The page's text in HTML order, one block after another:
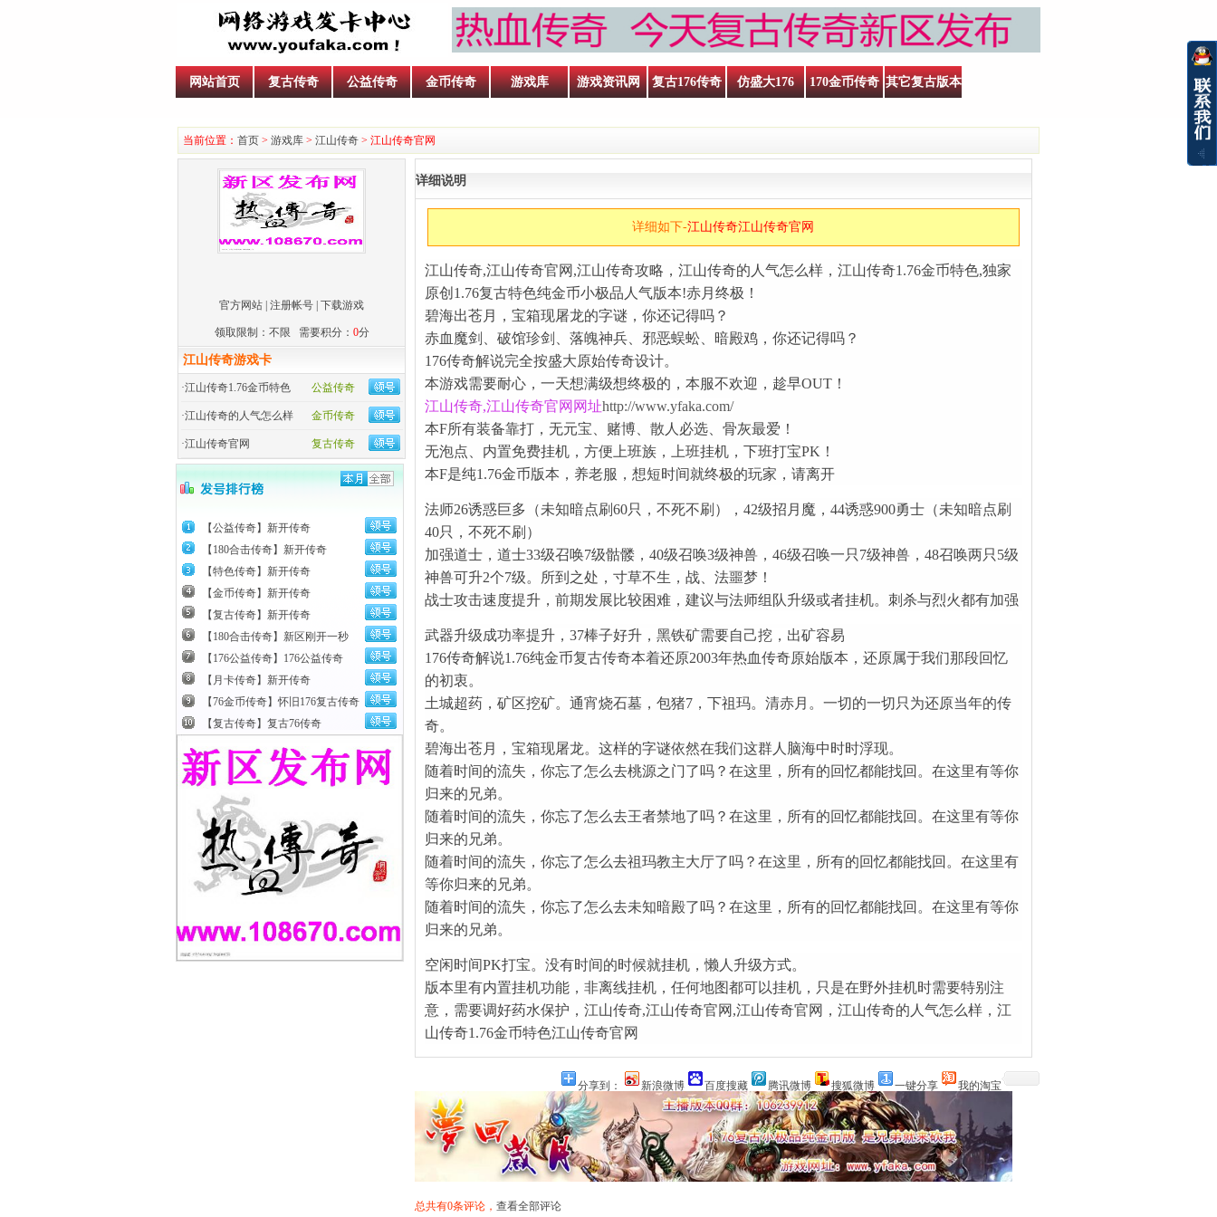
网站首页 复古传奇 公益传奇 金币传奇 游戏库 游戏资讯网 复古176传奇 仿盛大176 170金币传奇 其它复古版本
当前位置： 首页 > 游戏库 > 江山传奇 > 江山传奇官网
官方网站 注册帐号 下载游戏
领取限制：不限 需要积分： 0分
江山传奇游戏卡
公益传奇
·江山传奇1.76金币特色
金币传奇
·江山传奇的人气怎么样
复古传奇
·江山传奇官网
【公益传奇】新开传奇
【180合击传奇】新开传奇
【特色传奇】新开传奇
【金币传奇】新开传奇
【复古传奇】新开传奇
【180合击传奇】新区刚开一秒
【176公益传奇】176公益传奇
【月卡传奇】新开传奇
【76金币传奇】怀旧176复古传奇
【复古传奇】复古76传奇
详细说明
详细如下-江山传奇江山传奇官网
江山传奇,江山传奇官网,江山传奇攻略，江山传奇的人气怎么样，江山传奇1.76金币特色,独家
原创1.76复古特色纯金币小极品人气版本!赤月终极！
碧海出苍月，宝箱现屠龙的字谜，你还记得吗？
赤血魔剑、破馆珍剑、落魄神兵、邪恶蜈蚣、暗殿鸡，你还记得吗？
176传奇解说完全按盛大原始传奇设计。
本游戏需要耐心，一天想满级想终极的，本服不欢迎，趁早OUT！
江山传奇,江山传奇官网 网址http://www.yfaka.com/
本F所有装备靠打，无元宝、赌博、散人必选、骨灰最爱！
无泡点、内置免费挂机，方便上班族，上班挂机，下班打宝PK！
本F是纯1.76金币版本，养老服，想短时间就终极的玩家，请离开
法师26诱惑巨多（未知暗点刷60只，不死不刷），42级招月魔，44诱惑900勇士（未知暗点刷
40只，不死不刷）
加强道士，道士33级召唤7级骷髅，40级召唤3级神兽，46级召唤一只7级神兽，48召唤两只5级
神兽可升2个7级。所到之处，寸草不生，战、法噩梦！
战士攻击速度提升，前期发展比较困难，建议与法师组队升级或者挂机。刺杀与烈火都有加强
武器升级成功率提升，37棒子好升，黑铁矿需要自己挖，出矿容易
176传奇解说1.76纯金币复古传奇本着还原2003年热血传奇原始版本，还原属于我们那段回忆
的初衷。
土城超药，矿区挖矿。通宵烧石墓，包猪7，下祖玛。清赤月。一切的一切只为还原当年的传
奇。
碧海出苍月，宝箱现屠龙。这样的字谜依然在我们这群人脑海中时时浮现。
随着时间的流失，你忘了怎么去桃源之门了吗？在这里，所有的回忆都能找回。在这里有等你
归来的兄弟。
随着时间的流失，你忘了怎么去王者禁地了吗？在这里，所有的回忆都能找回。在这里有等你
归来的兄弟。
随着时间的流失，你忘了怎么去祖玛教主大厅了吗？在这里，所有的回忆都能找回。在这里有
等你归来的兄弟。
随着时间的流失，你忘了怎么去未知暗殿了吗？在这里，所有的回忆都能找回。在这里有等你
归来的兄弟。
空闲时间PK打宝。没有时间的时候就挂机，懒人升级方式。
版本里有内置挂机功能，非离线挂机，任何地图都可以挂机，只是在野外挂机时需要特别注
意，需要调好药水保护，江山传奇,江山传奇官网,江山传奇官网，江山传奇的人气怎么样，江
山传奇1.76金币特色江山传奇官网
分享到： 新浪微博 百度搜藏 腾讯微博 搜狐微博 一键分享 我的淘宝
总共有0条评论， 查看全部评论